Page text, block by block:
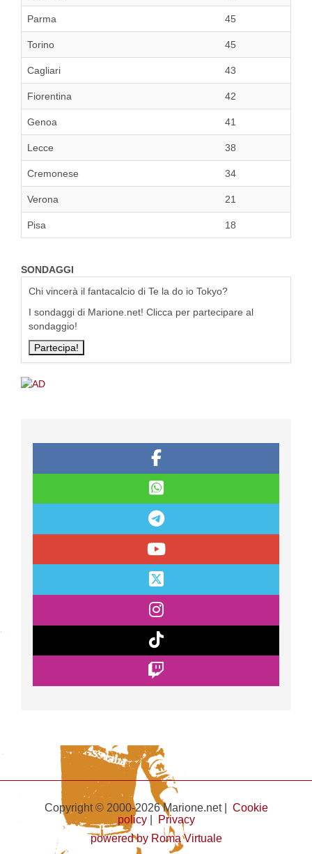
Parma 45
Torino 45
Cagliari 43
Fiorentina 42
Genoa 41
Lecce 38
Cremonese 34
Verona 21
Pisa 18
SONDAGGI
Chi vincerà il fantacalcio di Te la do io Tokyo?
I sondaggi di Marione.net! Clicca per partecipare al
sondaggio!
Copyright © 2000-2026 Marione.net | Cookie
policy|
Privacy
powered by Roma Virtuale